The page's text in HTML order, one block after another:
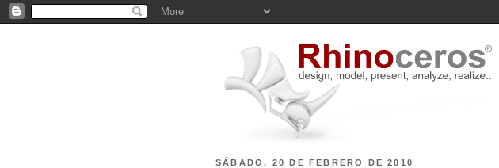
SÁBADO, 20 DE FEBRERO DE 2010